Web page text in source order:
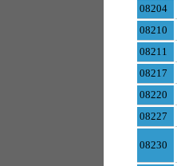
08204
08210
08211
08217
08220
08227
08230